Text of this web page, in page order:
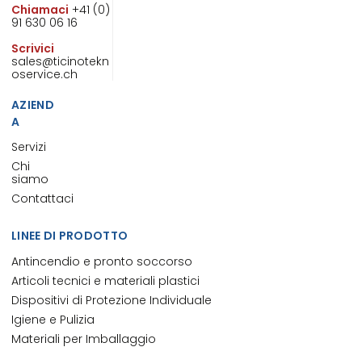
Chiamaci +41 (0)
91 630 06 16
Scrivici
sales@ticinotekn
oservice.ch
AZIEND
A
Servizi
Chi
siamo
Contattaci
LINEE DI PRODOTTO
Antincendio e pronto soccorso
Articoli tecnici e materiali plastici
Dispositivi di Protezione Individuale
Igiene e Pulizia
Materiali per Imballaggio